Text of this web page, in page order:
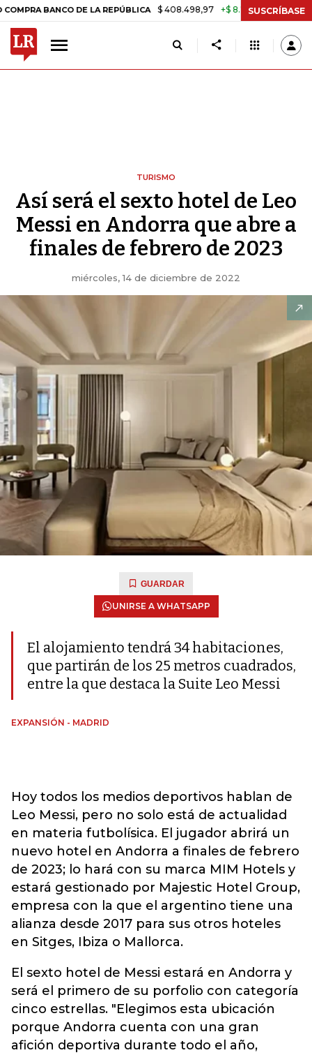
DE LA REPÚBLICA $ 408.498,97 +$ 8.753,81 +2,19% TASA
SUSCRÍBASE
TURISMO
Así será el sexto hotel de Leo
Messi en Andorra que abre a
finales de febrero de 2023
miércoles, 14 de diciembre de 2022
GUARDAR
UNIRSE A WHATSAPP
El alojamiento tendrá 34 habitaciones,
que partirán de los 25 metros cuadrados,
entre la que destaca la Suite Leo Messi
EXPANSIÓN - MADRID
Hoy todos los medios deportivos hablan de
Leo Messi, pero no solo está de actualidad
en materia futbolísica. El jugador abrirá un
nuevo hotel en Andorra a finales de febrero
de 2023; lo hará con su marca MIM Hotels y
estará gestionado por Majestic Hotel Group,
empresa con la que el argentino tiene una
alianza desde 2017 para sus otros hoteles
en Sitges, Ibiza o Mallorca.
El sexto hotel de Messi estará en Andorra y
será el primero de su porfolio con categoría
cinco estrellas. "Elegimos esta ubicación
porque Andorra cuenta con una gran
afición deportiva durante todo el año,